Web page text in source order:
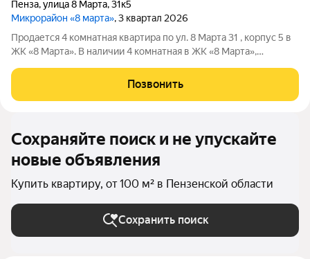
Пенза,улица 8 Марта,31к5
Микрорайон «8 марта», 3 квартал 2026
Продается 4 комнатная квартира по ул. 8 Марта 31 , корпус 5 в
ЖК «8 Марта». В наличии 4 комнатная в ЖК «8 Марта»,
17-этажный дом. Общая площадь квартиры 138,88 кв.м. .Жилая
площадь
Позвонить
Сохраняйте поиск и не упускайте
новые объявления
Купить квартиру, от 100 м² в Пензенской области
Сохранить поиск